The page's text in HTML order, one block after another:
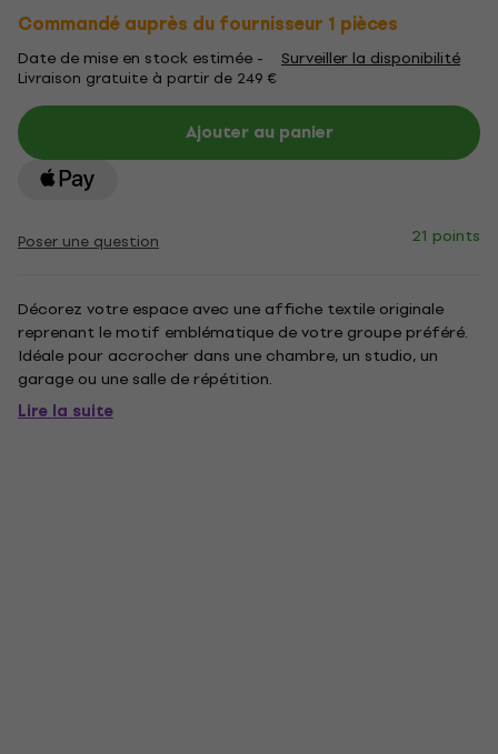
Commandé auprès du fournisseur 1 pièces
Date de mise en stock estimée - Surveiller la disponibilité
Livraison gratuite à partir de 249 €
Ajouter au panier
Poser une question 21 points
Décorez votre espace avec une affiche textile originale
reprenant le motif emblématique de votre groupe préféré.
Idéale pour accrocher dans une chambre, un studio, un
garage ou une salle de répétition.
Lire la suite